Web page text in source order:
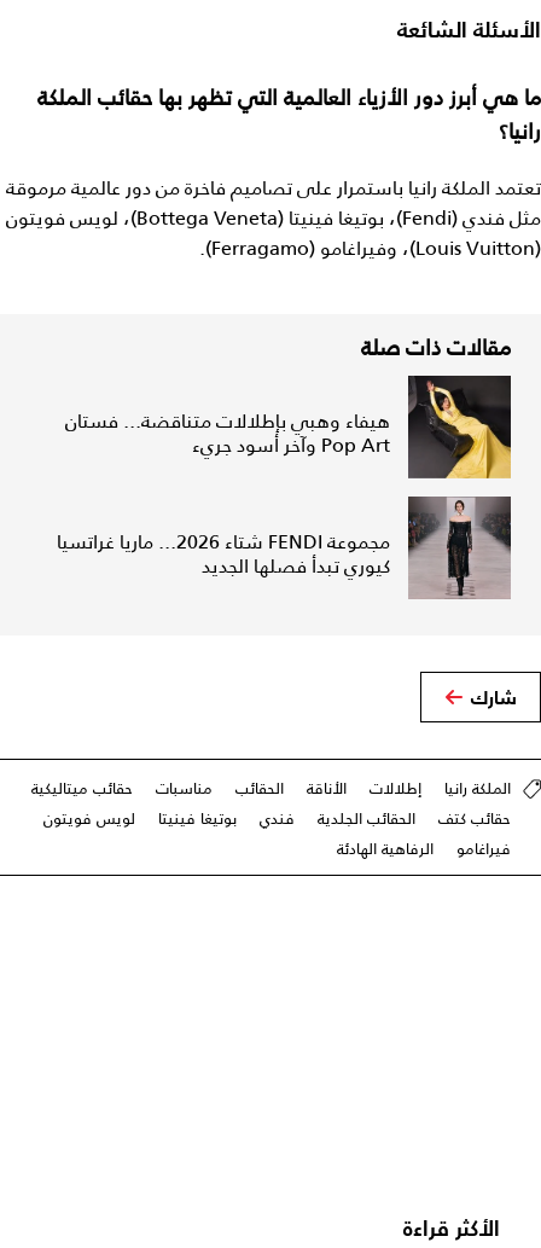
الأسئلة الشائعة
ما هي أبرز دور الأزياء العالمية التي تظهر بها حقائب الملكة
رانيا؟
تعتمد الملكة رانيا باستمرار على تصاميم فاخرة من دور عالمية مرموقة
مثل فندي (Fendi)، بوتيغا فينيتا (Bottega Veneta)، لويس فويتون
(Louis Vuitton)، وفيراغامو (Ferragamo).
مقالات ذات صلة
هيفاء وهبي بإطلالات متناقضة... فستان
Pop Art وآخر أسود جريء
مجموعة FENDI شتاء 2026... ماريا غراتسيا
كيوري تبدأ فصلها الجديد
شارك
الملكة رانيا إطلالات الأناقة الحقائب مناسبات
حقائب ميتاليكية
حقائب كتف
الحقائب الجلدية فندي بوتيغا فينيتا
لويس فويتون
فيراغامو
الرفاهية الهادئة
الأكثر قراءة